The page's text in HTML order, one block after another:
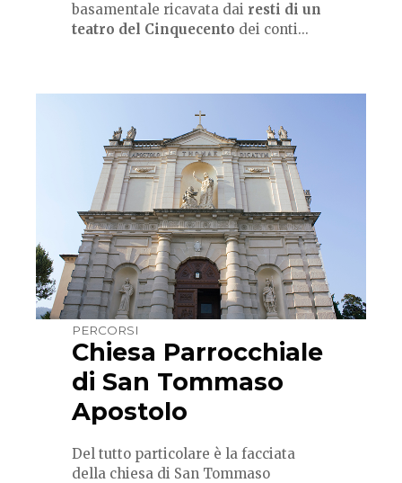
basamentale ricavata dai resti di un
teatro del Cinquecento dei conti...
PERCORSI
Chiesa Parrocchiale
di San Tommaso
Apostolo
Del tutto particolare è la facciata
della chiesa di San Tommaso